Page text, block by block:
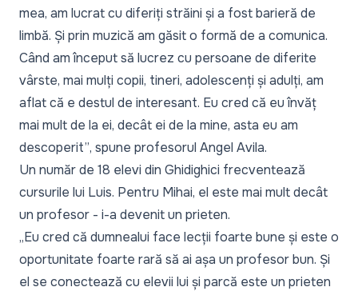
mea, am lucrat cu diferiți străini și a fost barieră de
limbă. Și prin muzică am găsit o formă de a comunica.
Când am început să lucrez cu persoane de diferite
vârste, mai mulți copii, tineri, adolescenți și adulți, am
aflat că e destul de interesant. Eu cred că eu învăț
mai mult de la ei, decât ei de la mine, asta eu am
descoperit”, spune profesorul Angel Avila.
Un număr de 18 elevi din Ghidighici frecventează
cursurile lui Luis. Pentru Mihai, el este mai mult decât
un profesor - i-a devenit un prieten.
„Eu cred că dumnealui face lecții foarte bune și este o
oportunitate foarte rară să ai așa un profesor bun. Și
el se conectează cu elevii lui și parcă este un prieten